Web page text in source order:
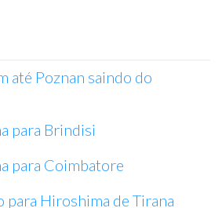
até Poznan saindo do
para Brindisi
para Coimbatore
para Hiroshima de Tirana